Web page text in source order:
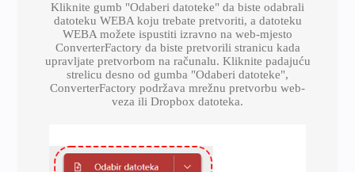
Kliknite gumb "Odaberi datoteke" da biste odabrali
datoteku WEBA koju trebate pretvoriti, a datoteku
WEBA možete ispustiti izravno na web-mjesto
ConverterFactory da biste pretvorili stranicu kada
upravljate pretvorbom na računalu. Kliknite padajuću
strelicu desno od gumba "Odaberi datoteke",
ConverterFactory podržava mrežnu pretvorbu web-
veza ili Dropbox datoteka.